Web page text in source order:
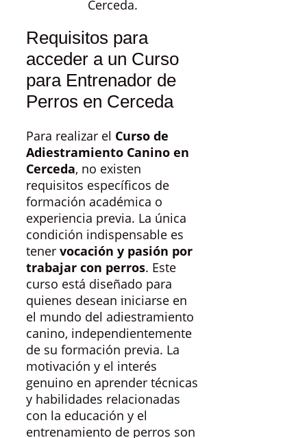
Cerceda.
Requisitos para
acceder a un Curso
para Entrenador de
Perros en Cerceda
Para realizar el Curso de
Adiestramiento Canino en
Cerceda, no existen
requisitos específicos de
formación académica o
experiencia previa. La única
condición indispensable es
tener vocación y pasión por
trabajar con perros. Este
curso está diseñado para
quienes desean iniciarse en
el mundo del adiestramiento
canino, independientemente
de su formación previa. La
motivación y el interés
genuino en aprender técnicas
y habilidades relacionadas
con la educación y el
entrenamiento de perros son